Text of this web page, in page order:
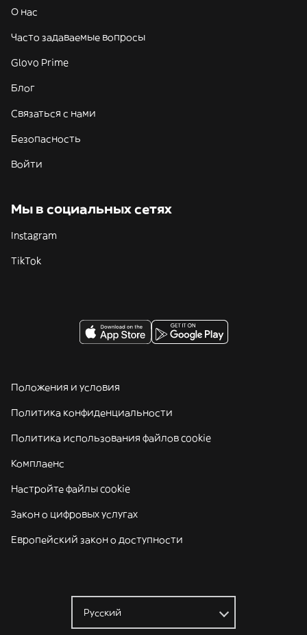
О нас
Часто задаваемые вопросы
Glovo Prime
Блог
Связаться с нами
Безопасность
Войти
Мы в социальных сетях
Instagram
TikTok
Положения и условия
Политика конфиденциальности
Политика использования файлов cookie
Комплаенс
Настройте файлы cookie
Закон о цифровых услугах
Европейский закон о доступности